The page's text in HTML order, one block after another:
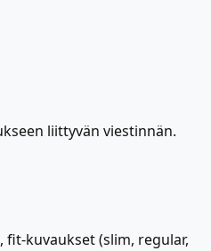
liittyvän viestinnän.
kuvaukset (slim, regular,